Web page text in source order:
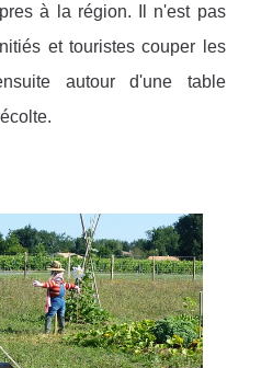
à la région. Il n'est pas
et touristes couper les
autour d'une table